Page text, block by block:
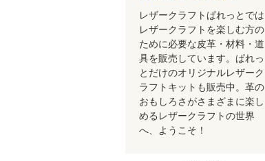
レザークラフトぱれっとでは
レザークラフトを楽しむ方の
ために必要な皮革・材料・道
具を販売しています。ぱれっ
とだけのオリジナルレザーク
ラフトキットも販売中。革の
おもしろさがさまざまに楽し
めるレザークラフトの世界
へ、ようこそ！